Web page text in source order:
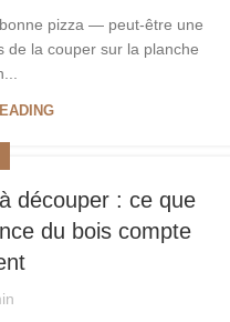
pizza — peut-être une
la couper sur la planche
découper : ce que
du bois compte